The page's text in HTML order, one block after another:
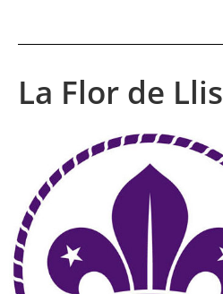
La Flor de Llis